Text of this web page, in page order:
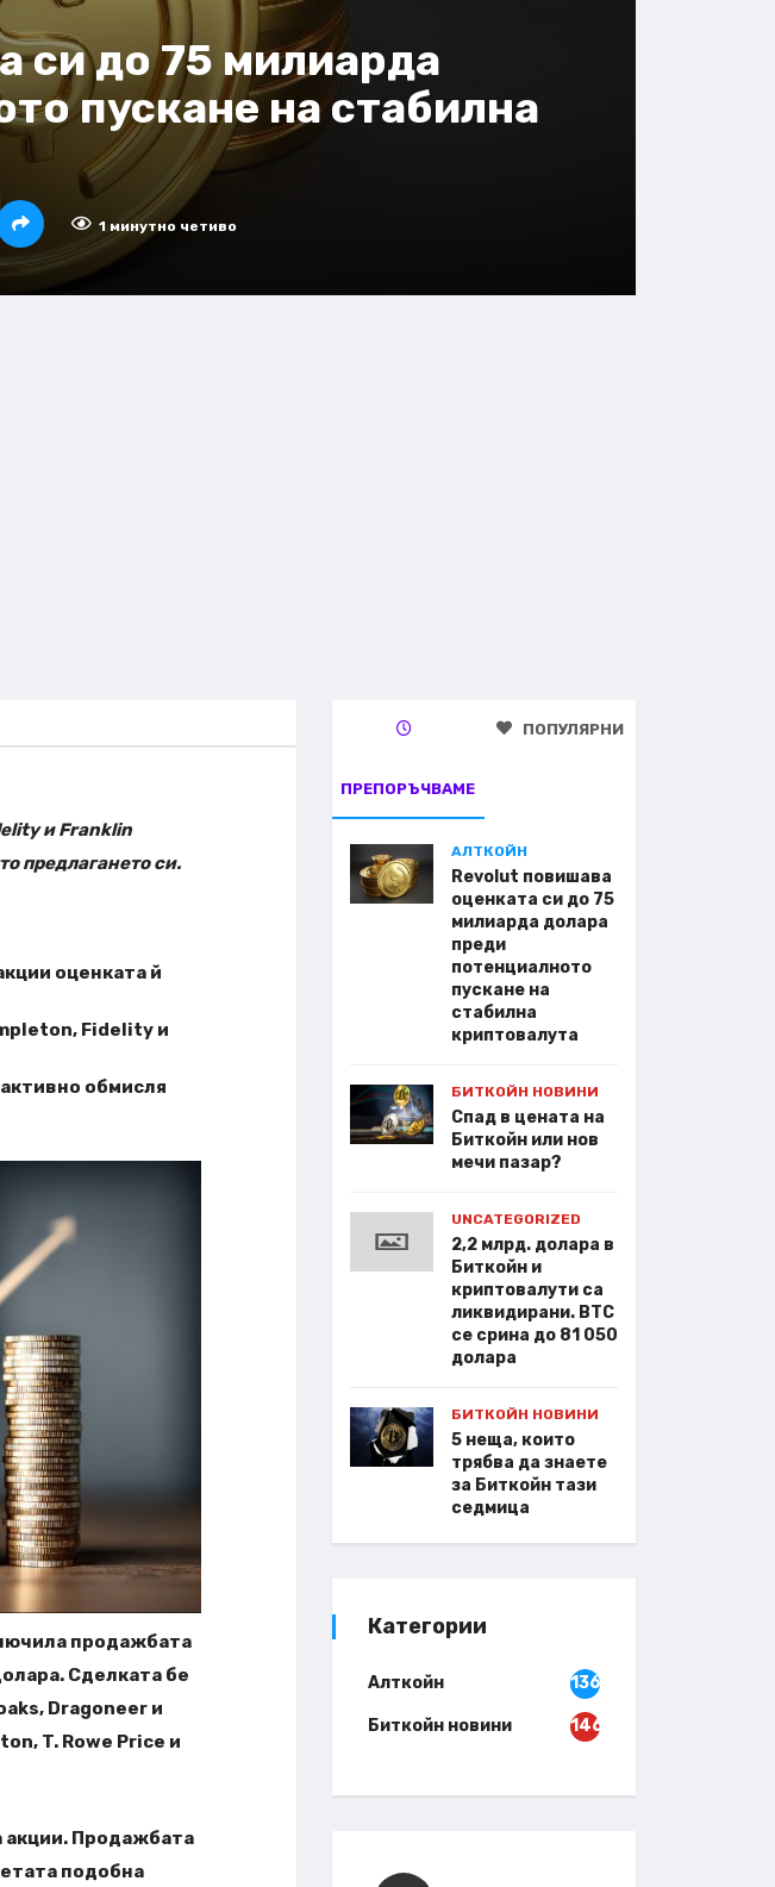
си до 75 милиарда
пускане на стабилна
1 минутно четиво
и Franklin
предлагането си.
оценката й
Fidelity и
обмисля
продажбата
Сделката бе
Dragoneer и
T. Rowe Price и
акции. Продажбата
подобна
ПРЕПОРЪЧВАМЕ
ПОПУЛЯРНИ
АЛТКОЙН
Revolut повишава
оценката си до 75
милиарда долара
преди
потенциалното
пускане на
стабилна
криптовалута
БИТКОЙН НОВИНИ
Спад в цената на
Биткойн или нов
мечи пазар?
UNCATEGORIZED
2,2 млрд. долара в
Биткойн и
криптовалути са
ликвидирани. BTC
се срина до 81 050
долара
БИТКОЙН НОВИНИ
5 неща, които
трябва да знаете
за Биткойн тази
седмица
Категории
Алткойн 136
Биткойн новини 146